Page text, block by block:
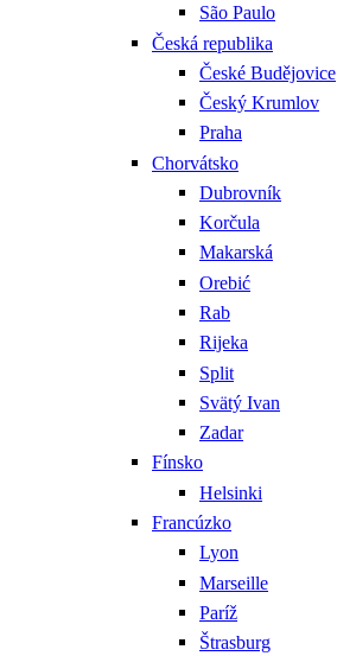
São Paulo
Česká republika
České Budějovice
Český Krumlov
Praha
Chorvátsko
Dubrovník
Korčula
Makarská
Orebić
Rab
Rijeka
Split
Svätý Ivan
Zadar
Fínsko
Helsinki
Francúzko
Lyon
Marseille
Paríž
Štrasburg